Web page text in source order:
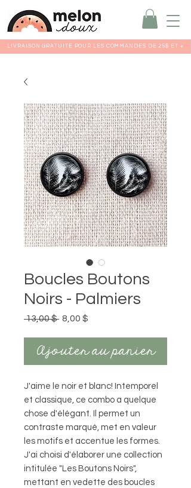
LIVRAISON GRATUITE POUR LES COMMANDES DE 25$ ET +
Boucles Boutons
Noirs - Palmiers
13,00 $ Prix
8,00 $
Ajouter au panier
J'aime le noir et blanc! Intemporel
et classique, ce combo a quelque
chose d'élégant. Il permet un
contraste marqué, met en valeur
les motifs et accentue les formes.
J'ai choisi d'élaborer une collection
intitulée "Les Boutons Noirs",
mettant en vedette des boucles